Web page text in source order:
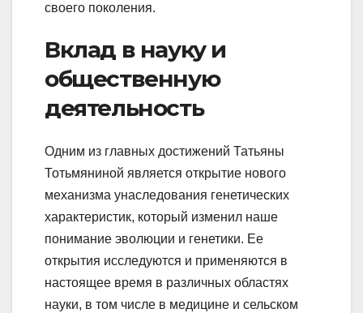
своего поколения.
Вклад в науку и
общественную
деятельность
Одним из главных достижений Татьяны
Тотьмяниной является открытие нового
механизма унаследования генетических
характеристик, который изменил наше
понимание эволюции и генетики. Ее
открытия исследуются и применяются в
настоящее время в различных областях
науки, в том числе в медицине и сельском